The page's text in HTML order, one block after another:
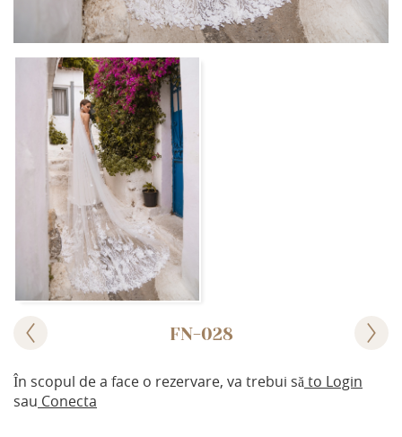
FN-028
În scopul de a face o rezervare, va trebui săto Login
sau Conecta